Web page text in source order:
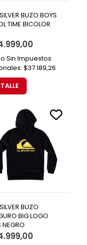
BUZO BOYS
TIME BICOLOR
Sin Impuestos
$37.189,26
BUZO
BIG LOGO
NEGRO